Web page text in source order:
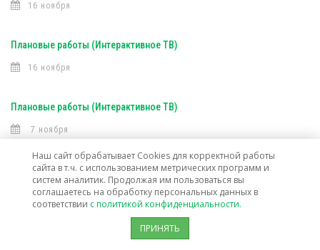
16 ноября
Плановые работы (Интерактивное ТВ)
16 ноября
Плановые работы (Интерактивное ТВ)
7 ноября
Открыта техническая возможность подключения услуг связи в г. о.
Лосино-Петровский
Наш сайт обрабатывает Cookies для корректной работы
сайта в т.ч. с использованием метрических программ и
систем аналитик. Продолжая им пользоваться вы
соглашаетесь на обработку персональных данных в
соответствии с политикой конфиденциальности.
ПРИНЯТЬ